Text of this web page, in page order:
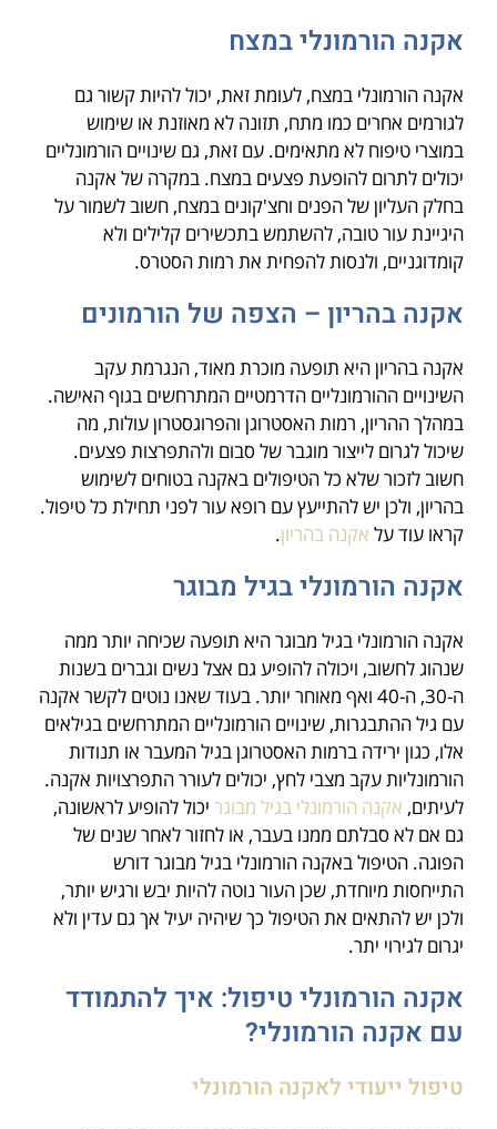
אקנה הורמונלי במצח
אקנה הורמונלי במצח, לעומת זאת, יכול להיות קשור גם
לגורמים אחרים כמו מתח, תזונה לא מאוזנת או שימוש
במוצרי טיפוח לא מתאימים. עם זאת, גם שינויים הורמונליים
יכולים לתרום להופעת פצעים במצח. במקרה של אקנה
בחלק העליון של הפנים וחצ'קונים במצח, חשוב לשמור על
היגיינת עור טובה, להשתמש בתכשירים קלילים ולא
קומדוגניים, ולנסות להפחית את רמות הסטרס.
אקנה בהריון – הצפה של הורמונים
אקנה בהריון היא תופעה מוכרת מאוד, הנגרמת עקב
השינויים ההורמונליים הדרמטיים המתרחשים בגוף האישה.
במהלך ההריון, רמות האסטרוגן והפרוגסטרון עולות, מה
שיכול לגרום לייצור מוגבר של סבום ולהתפרצות פצעים.
חשוב לזכור שלא כל הטיפולים באקנה בטוחים לשימוש
בהריון, ולכן יש להתייעץ עם רופא עור לפני תחילת כל טיפול.
קראו עוד על אקנה בהריון.
אקנה הורמונלי בגיל מבוגר
אקנה הורמונלי בגיל מבוגר היא תופעה שכיחה יותר ממה
שנהוג לחשוב, ויכולה להופיע גם אצל נשים וגברים בשנות
ה-30, ה-40 ואף מאוחר יותר. בעוד שאנו נוטים לקשר אקנה
עם גיל ההתבגרות, שינויים הורמונליים המתרחשים בגילאים
אלו, כגון ירידה ברמות האסטרוגן בגיל המעבר או תנודות
הורמונליות עקב מצבי לחץ, יכולים לעורר התפרצויות אקנה.
לעיתים, אקנה הורמונלי בגיל מבוגר יכול להופיע לראשונה,
גם אם לא סבלתם ממנו בעבר, או לחזור לאחר שנים של
הפוגה. הטיפול באקנה הורמונלי בגיל מבוגר דורש
התייחסות מיוחדת, שכן העור נוטה להיות יבש ורגיש יותר,
ולכן יש להתאים את הטיפול כך שיהיה יעיל אך גם עדין ולא
יגרום לגירוי יתר.
אקנה הורמונלי טיפול: איך להתמודד
עם אקנה הורמונלי?
טיפול ייעודי לאקנה הורמונלי